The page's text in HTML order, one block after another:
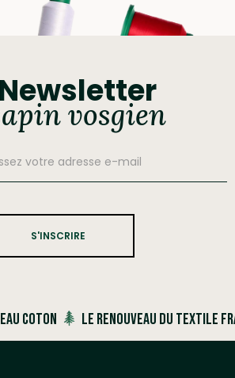
vosgien
S'INSCRIRE
LE RENOUVEAU DU TEXTILE FRANÇAIS